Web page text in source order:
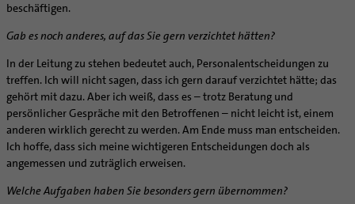
beschäftigen.
Gab es noch anderes, auf das Sie gern verzichtet hätten?
In der Leitung zu stehen bedeutet auch, Personalentscheidungen zu
treffen. Ich will nicht sagen, dass ich gern darauf verzichtet hätte; das
gehört mit dazu. Aber ich weiß, dass es – trotz Beratung und
persönlicher Gespräche mit den Betroffenen – nicht leicht ist, einem
anderen wirklich gerecht zu werden. Am Ende muss man entscheiden.
Ich hoffe, dass sich meine wichtigeren Entscheidungen doch als
angemessen und zuträglich erweisen.
Welche Aufgaben haben Sie besonders gern übernommen?